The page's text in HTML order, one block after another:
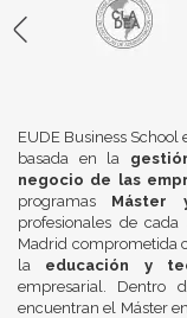
EUDE Business
basada en la
negocio de las
programas Máster
profesionales de
Madrid comprometida
la educación y
empresarial. Dentro
encuentran el Máster